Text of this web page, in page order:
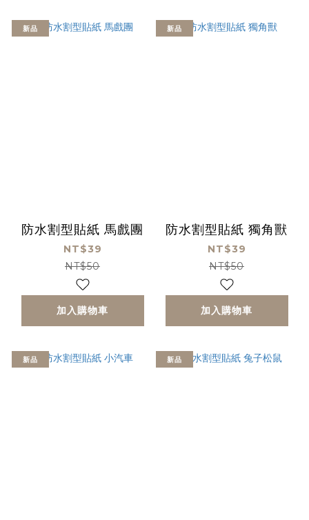
新品
防水割型貼紙 馬戲團
NT$39
NT$50
加入購物車
新品
防水割型貼紙 獨角獸
NT$39
NT$50
加入購物車
新品 新品